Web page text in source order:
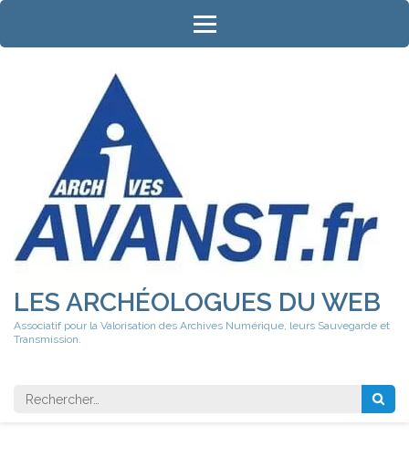
Aller
contenu
LES ARCHÉOLOGUES DU WEB
Associatif pour la Valorisation des Archives Numérique, leurs Sauvegarde et
Transmission.
Rechercher